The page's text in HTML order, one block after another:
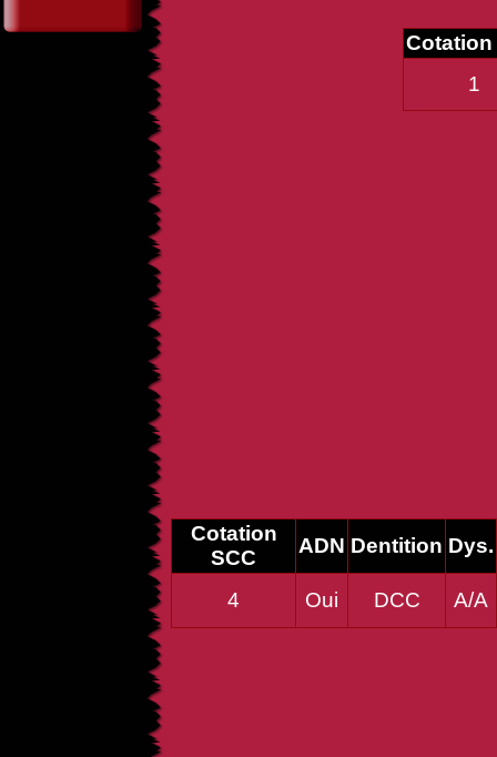
Cotation
1
Cotation
SCC
ADN Dentition Dys.
4 Oui DCC A/A